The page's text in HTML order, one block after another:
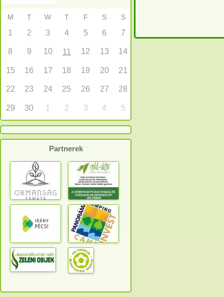
M T W T F S S
1 2 3 4 5 6 7
8 9 10 11 12 13 14
15 16 17 18 19 20 21
22 23 24 25 26 27 28
29 30 1 2 3 4 5
Partnerek